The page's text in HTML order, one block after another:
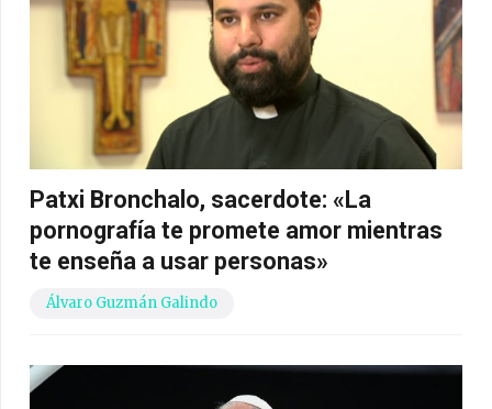
Patxi Bronchalo, sacerdote: «La
pornografía te promete amor mientras
te enseña a usar personas»
Álvaro Guzmán Galindo